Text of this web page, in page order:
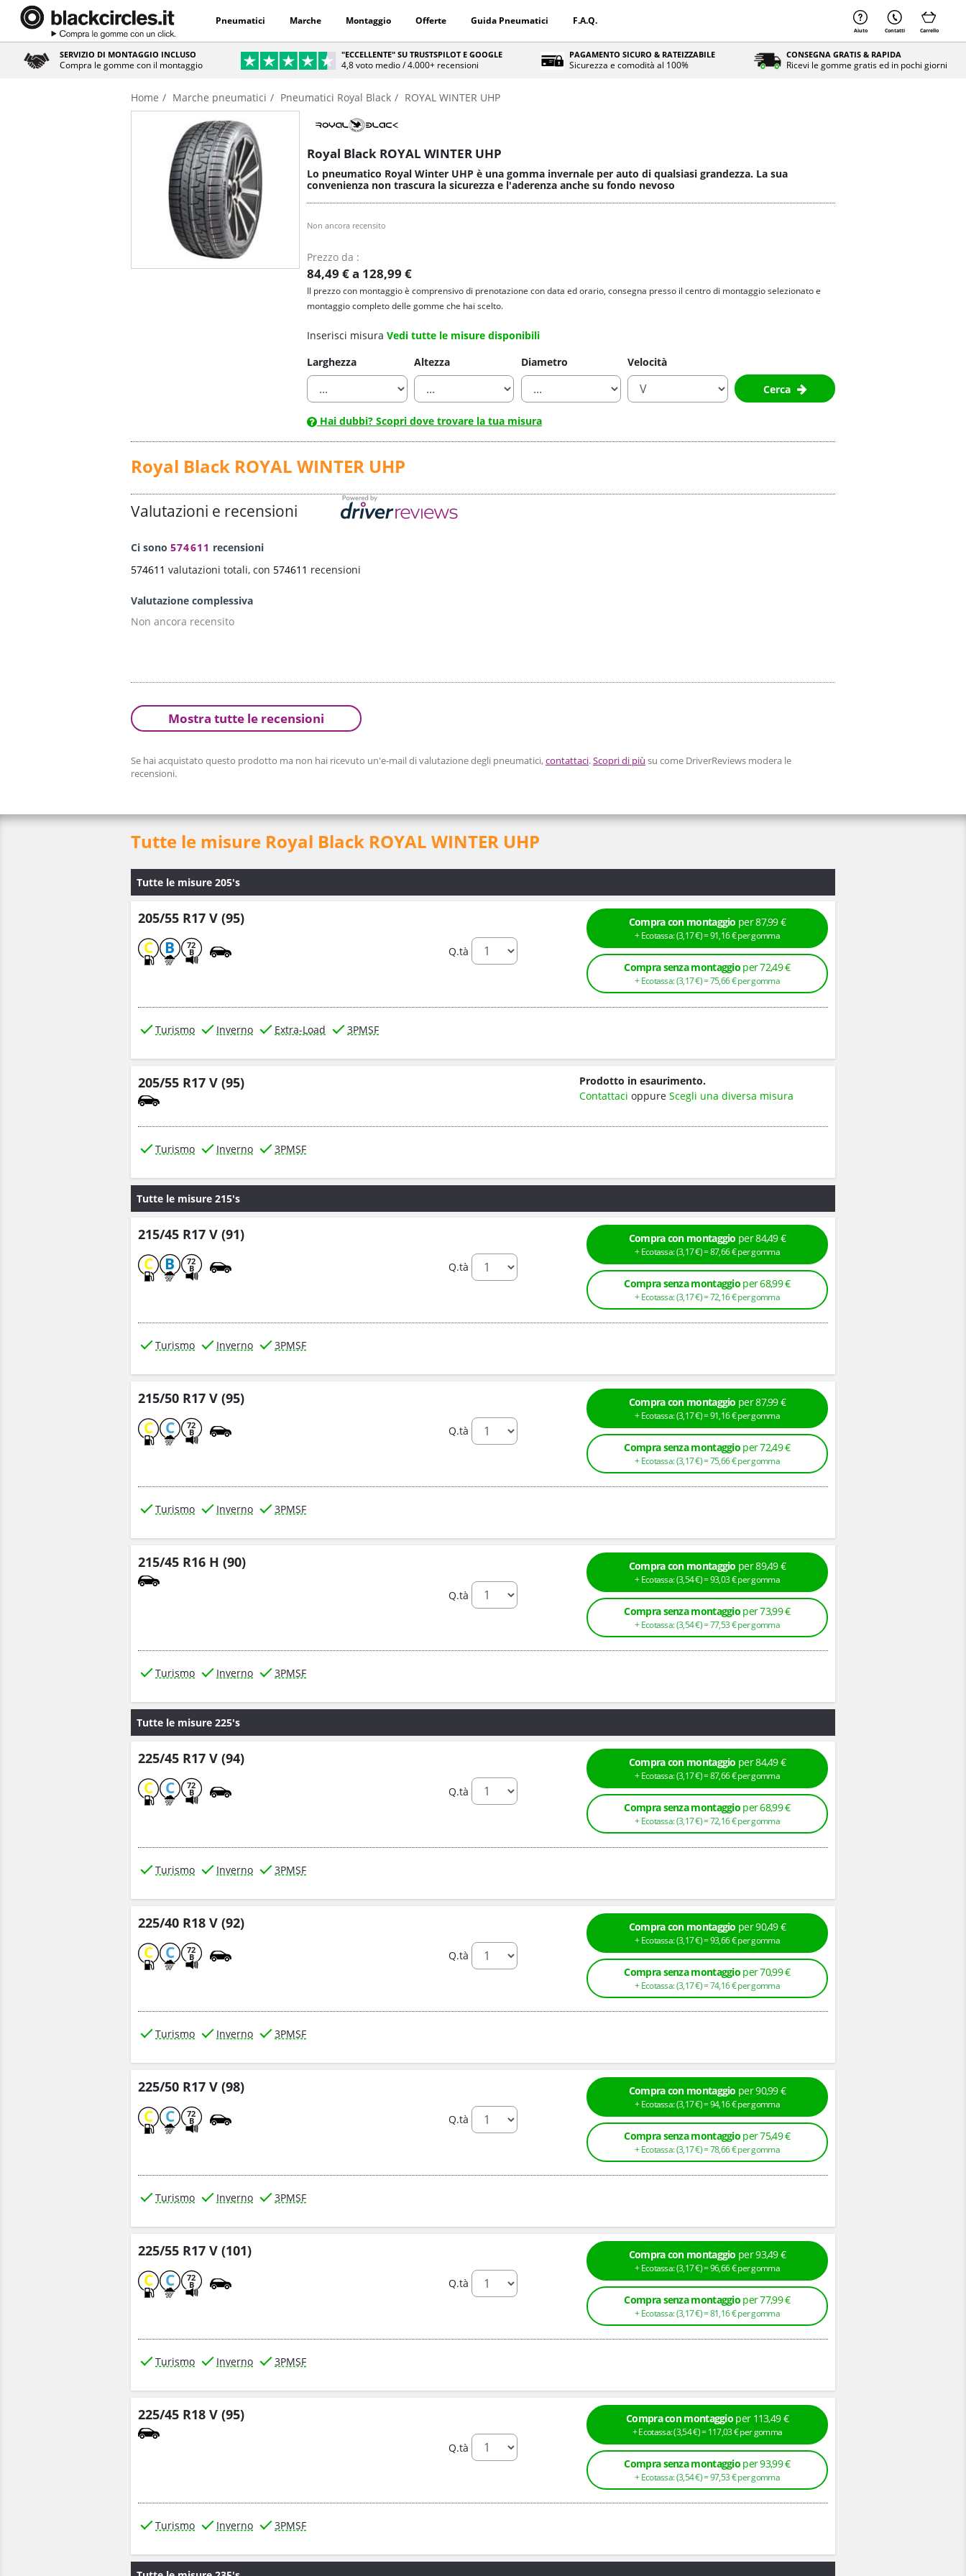
Pneumatici Marche Montaggio Offerte Guida Pneumatici F.A.Q.
Aiuto Contatti Carrello
SERVIZIO DI MONTAGGIO INCLUSO
Compra le gomme con il montaggio
"ECCELLENTE" SU TRUSTSPILOT E GOOGLE
4,8 voto medio / 4.000+ recensioni
PAGAMENTO SICURO & RATEIZZABILE
Sicurezza e comodità al 100%
CONSEGNA GRATIS & RAPIDA
Ricevi le gomme gratis ed in pochi giorni
Home Marche pneumatici Pneumatici Royal Black ROYAL WINTER UHP
Royal Black ROYAL WINTER UHP
Lo pneumatico Royal Winter UHP è una gomma invernale per auto di qualsiasi grandezza. La sua
convenienza non trascura la sicurezza e l'aderenza anche su fondo nevoso
Non ancora recensito
Prezzo da :
84,49 € a 128,99 €
Il prezzo con montaggio è comprensivo di prenotazione con data ed orario, consegna presso il centro di montaggio selezionato e
montaggio completo delle gomme che hai scelto.
Inserisci misura Vedi tutte le misure disponibili
Larghezza
Altezza Diametro
Velocità
Cerca
Hai dubbi? Scopri dove trovare la tua misura
Royal Black ROYAL WINTER UHP
Valutazioni e recensioni
Ci sono 574611 recensioni
574611 valutazioni totali, con 574611 recensioni
Valutazione complessiva
Non ancora recensito
Mostra tutte le recensioni
Se hai acquistato questo prodotto ma non hai ricevuto un'e-mail di valutazione degli pneumatici,contattaci.Scopri di più su come DriverReviews modera le
recensioni.
Tutte le misure Royal Black ROYAL WINTER UHP
Tutte le misure 205's
205/55 R17 V (95)
C B 72
B Q.tà
Compra con montaggio per 87,99 €
+ Ecotassa: (3,17€ ) =91,16€per gomma
Compra senza montaggio per 72,49 €
+ Ecotassa: (3,17€ ) =75,66€per gomma
Turismo Inverno Extra-Load 3PMSF
205/55 R17 V (95)
Prodotto in esaurimento.
Contattaci oppure Scegli una diversa misura
Turismo Inverno 3PMSF
Tutte le misure 215's
215/45 R17 V (91)
C B 72
B Q.tà
Compra con montaggio per 84,49 €
+ Ecotassa: (3,17€ ) =87,66€per gomma
Compra senza montaggio per 68,99 €
+ Ecotassa: (3,17€ ) =72,16€per gomma
Turismo Inverno 3PMSF
215/50 R17 V (95)
C C 72
B Q.tà
Compra con montaggio per 87,99 €
+ Ecotassa: (3,17€ ) =91,16€per gomma
Compra senza montaggio per 72,49 €
+ Ecotassa: (3,17€ ) =75,66€per gomma
Turismo Inverno 3PMSF
215/45 R16 H (90)
Q.tà
Compra con montaggio per 89,49 €
+ Ecotassa: (3,54€ ) =93,03€per gomma
Compra senza montaggio per 73,99 €
+ Ecotassa: (3,54€ ) =77,53€per gomma
Turismo Inverno 3PMSF
Tutte le misure 225's
225/45 R17 V (94)
C C 72
B Q.tà
Compra con montaggio per 84,49 €
+ Ecotassa: (3,17€ ) =87,66€per gomma
Compra senza montaggio per 68,99 €
+ Ecotassa: (3,17€ ) =72,16€per gomma
Turismo Inverno 3PMSF
225/40 R18 V (92)
C C 72
B Q.tà
Compra con montaggio per 90,49 €
+ Ecotassa: (3,17€ ) =93,66€per gomma
Compra senza montaggio per 70,99 €
+ Ecotassa: (3,17€ ) =74,16€per gomma
Turismo Inverno 3PMSF
225/50 R17 V (98)
C C 72
B Q.tà
Compra con montaggio per 90,99 €
+ Ecotassa: (3,17€ ) =94,16€per gomma
Compra senza montaggio per 75,49 €
+ Ecotassa: (3,17€ ) =78,66€per gomma
Turismo Inverno 3PMSF
225/55 R17 V (101)
C C 72
B Q.tà
Compra con montaggio per 93,49 €
+ Ecotassa: (3,17€ ) =96,66€per gomma
Compra senza montaggio per 77,99 €
+ Ecotassa: (3,17€ ) =81,16€per gomma
Turismo Inverno 3PMSF
225/45 R18 V (95)
Q.tà
Compra con montaggio per 113,49 €
+ Ecotassa: (3,54€ ) =117,03€per gomma
Compra senza montaggio per 93,99 €
+ Ecotassa: (3,54€ ) =97,53€per gomma
Turismo Inverno 3PMSF